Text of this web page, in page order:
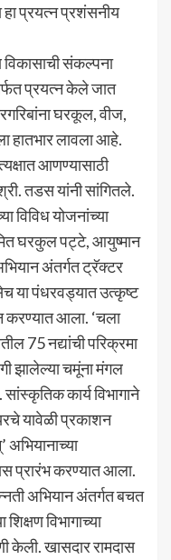
हा प्रयत्न प्रशंसनीय
विकासाची संकल्पना
प्रयत्न केले जात
घरकूल, वीज,
हातभार लावला आहे.
आणण्यासाठी
तडस यांनी सांगितले.
विविध योजनांच्या
घरकुल पट्टे, आयुष्मान
अंतर्गत ट्रॅक्टर
या पंधरवड्यात उत्कृष्ट
करण्यात आला. ‘चला
75 नद्यांची परिक्रमा
झालेल्या चमूंना मंगल
कार्य विभागाने
यावेळी प्रकाशन
अभियानाच्या
प्रारंभ करण्यात आला.
अभियान अंतर्गत बचत
विभागाच्या
केली. खासदार रामदास